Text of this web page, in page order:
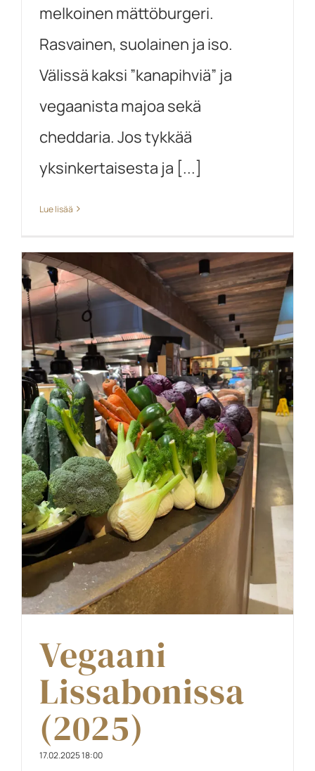
melkoinen mättöburgeri.
Rasvainen, suolainen ja iso.
Välissä kaksi ”kanapihviä” ja
vegaanista majoa sekä
cheddaria. Jos tykkää
yksinkertaisesta ja [...]
Lue lisää
Vegaani
Lissabonissa
(2025)
17.02.2025 18:00